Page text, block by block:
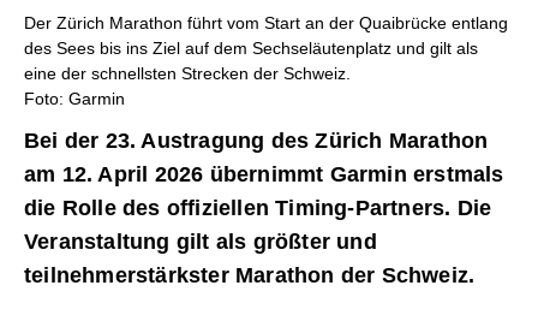
Der Zürich Marathon führt vom Start an der Quaibrücke entlang
des Sees bis ins Ziel auf dem Sechseläutenplatz und gilt als
eine der schnellsten Strecken der Schweiz.
Foto: Garmin
Bei der 23. Austragung des Zürich Marathon
am 12. April 2026 übernimmt Garmin erstmals
die Rolle des offiziellen Timing-Partners. Die
Veranstaltung gilt als größter und
teilnehmerstärkster Marathon der Schweiz.